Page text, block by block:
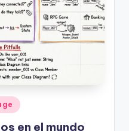
en el mundo